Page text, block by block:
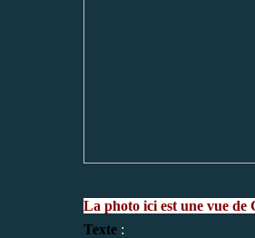
La photo ici est une vue de
Texte :